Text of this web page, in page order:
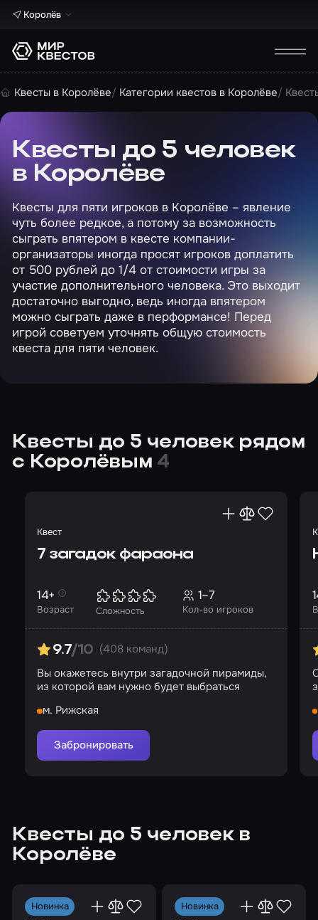
Королёв
Квесты в Королёве Категории квестов в Королёве
Квесты до 5 человек
в Королёве
Квесты для пяти игроков в Королёве – явление
чуть более редкое, а потому за возможность
сыграть впятером в квесте компании-
организаторы иногда просят игроков доплатить
от 500 рублей до 1/4 от стоимости игры за
участие дополнительного человека. Это выходит
достаточно выгодно, ведь иногда впятером
можно сыграть даже в перформансе! Перед
игрой советуем уточнять общую стоимость
квеста для пяти человек.
Квесты до 5 человек рядом
с Королёвым 4
Квест
7 загадок фараона
Возраст
14+
Сложность Кол-во игроков
1–7
9.7/10 (408 команд)
Вы окажетесь внутри загадочной пирамиды,
из которой вам нужно будет выбраться
м. Рижская
Забронировать
Квесты до 5 человек в
Королёве
Новинка
Новинка